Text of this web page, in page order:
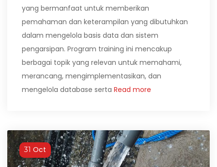
yang bermanfaat untuk memberikan
pemahaman dan keterampilan yang dibutuhkan
dalam mengelola basis data dan sistem
pengarsipan. Program training ini mencakup
berbagai topik yang relevan untuk memahami,
merancang, mengimplementasikan, dan
mengelola database serta Read more
31 Oct